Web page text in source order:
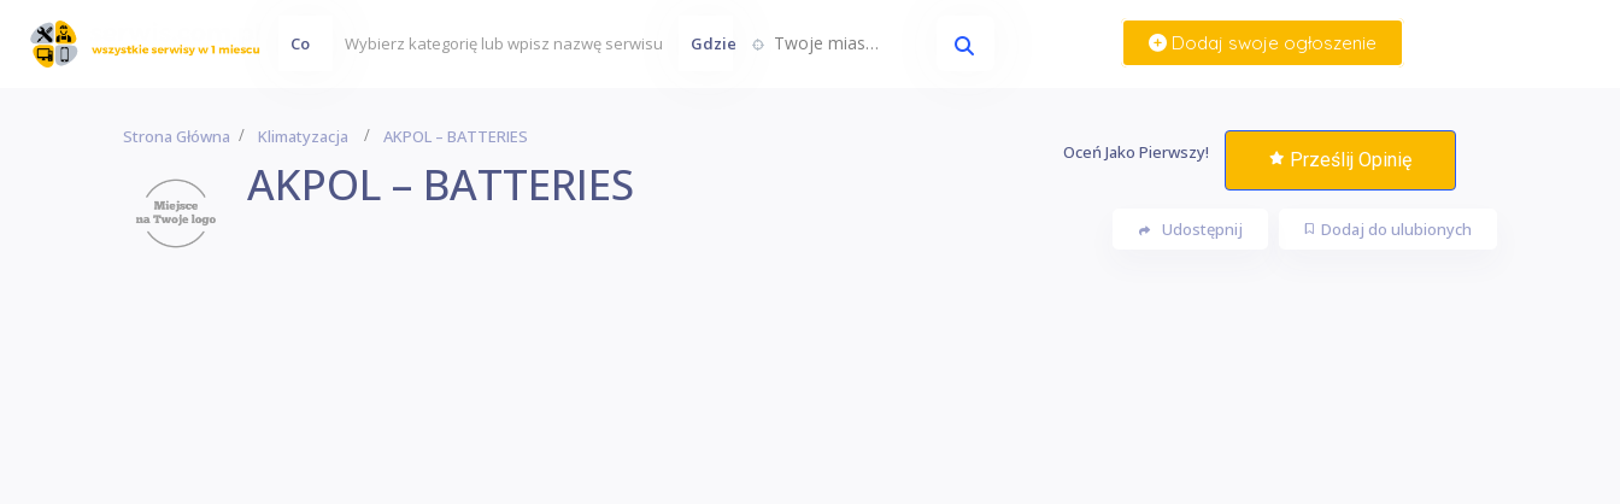
Co Gdzie Twoje miasto... Dodaj swoje ogłoszenie
Strona Główna Klimatyzacja AKPOL – BATTERIES
AKPOL – BATTERIES
Oceń Jako Pierwszy! Prześlij Opinię
Dodaj do ulubionych
Udostępnij